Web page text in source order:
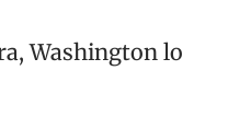
Washington lo